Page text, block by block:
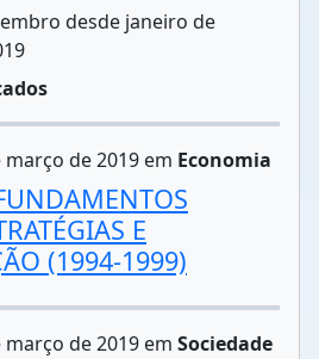
desde janeiro de
de 2019 em Economia
E
(1994-1999)
de 2019 em Sociedade